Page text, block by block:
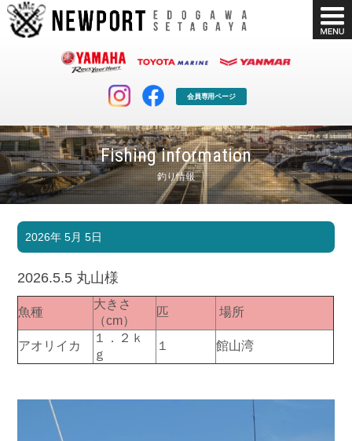
会員専用ページ
Fishing information
釣り情報
マリンクラブ
マリンライフを堪能したい！
ボート販売
ボート免許
長年の実績と信頼！
店舗情報
Shop Info.
公式ブログ
リンク集
2026年 5月 5日
2026.5.5 丸山様
魚種
大きさ
（cm）
匹 場所
アオリイカ
１．２ｋ
ｇ
１ 館山湾